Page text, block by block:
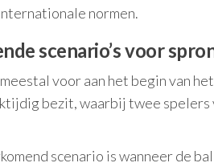
normen.
scenario’s voor
voor aan het begin van
bezit, waarbij twee spelers
scenario is wanneer de